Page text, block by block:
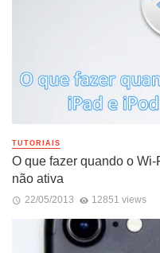
TUTORIAIS
O que fazer quando o
não ativa
22/05/2013 12851 views